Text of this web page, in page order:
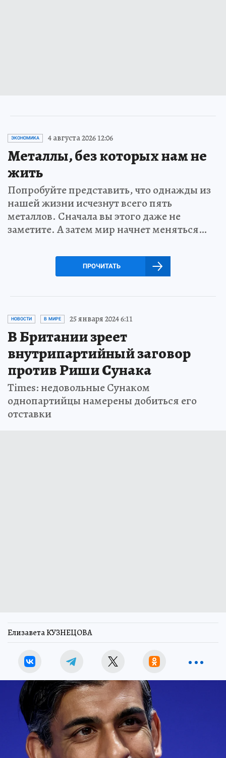
ЭКОНОМИКА 4 августа 2026 12:06
Металлы, без которых нам не
жить
Попробуйте представить, что однажды из
нашей жизни исчезнут всего пять
металлов. Сначала вы этого даже не
заметите. А затем мир начнет меняться…
ПРОЧИТАТЬ
НОВОСТИ В МИРЕ 25 января 2024 6:11
В Британии зреет
внутрипартийный заговор
против Риши Сунака
Times: недовольные Сунаком
однопартийцы намерены добиться его
отставки
Елизавета КУЗНЕЦОВА